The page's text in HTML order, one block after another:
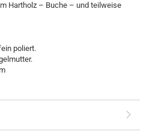
Hartholz – Buche – und teilweise
poliert.